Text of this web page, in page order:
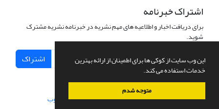
این وب سایت از کوکی ها برای اطمینان از ارائه بهترین
خدمات استفاده می کند.
متوجه شدم
اشتراک خبرنامه
برای دریافت اخبار و اطلاعیه های مهم نشریه در خبرنامه نشریه مشترک
شوید.
اشتراک
سامانه مدیریت نشریات علمی.طراحی و پیاده سازی از سیناوب